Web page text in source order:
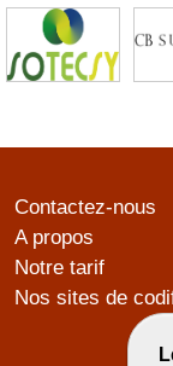
Contactez-nous
A propos
Notre tarif
Nos sites de